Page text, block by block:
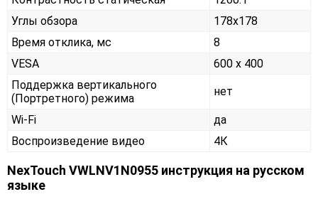
Углы обзора
178x178
Время отклика, мс
8
VESA
600 x 400
Поддержка вертикального
(Портретного) режима
нет
Wi-Fi
да
Воспроизведение видео
4К
NexTouch VWLNV1N0955 инструкция на русском
языке